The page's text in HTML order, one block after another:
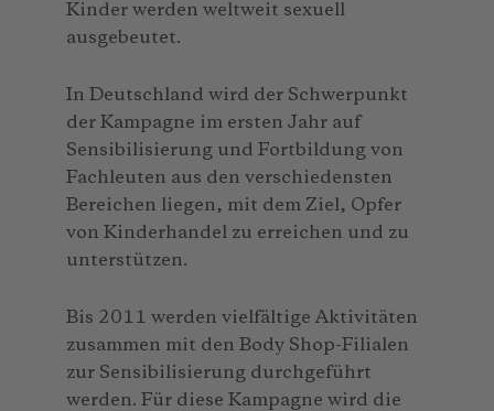
Kinder werden weltweit sexuell
ausgebeutet.
In Deutschland wird der Schwerpunkt
der Kampagne im ersten Jahr auf
Sensibilisierung und Fortbildung von
Fachleuten aus den verschiedensten
Bereichen liegen, mit dem Ziel, Opfer
von Kinderhandel zu erreichen und zu
unterstützen.
Bis 2011 werden vielfältige Aktivitäten
zusammen mit den Body Shop-Filialen
zur Sensibilisierung durchgeführt
werden. Für diese Kampagne wird die